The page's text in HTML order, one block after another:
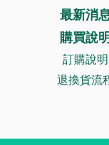
最新消
購買說明
訂購說明
退換貨流